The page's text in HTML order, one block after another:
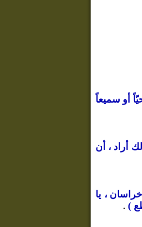
أو سميعاً
أراد ، أن
، يا
)
.